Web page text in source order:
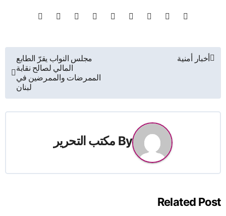
تصفّح
أخبار أمنية
مجلس النواب يقرّ الطابع
المالي لصالح نقابة
الممرضات والممرضين في
لبنان
By مكتب التحرير
Related Post